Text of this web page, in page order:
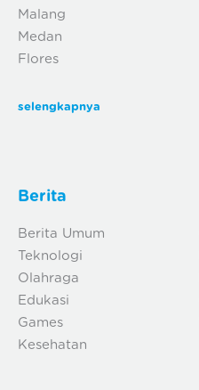
Malang
Medan
Flores
selengkapnya
Berita
Berita Umum
Teknologi
Olahraga
Edukasi
Games
Kesehatan